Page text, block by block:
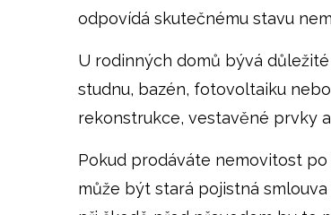
odpovídá skutečnému stavu
U rodinných domů bývá
studnu, bazén, fotovoltaiku
rekonstrukce, vestavěné prvky
Pokud prodáváte nemovitost
může být stará pojistná